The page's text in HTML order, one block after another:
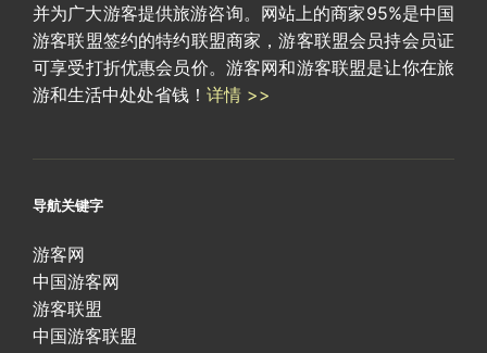
并为广大游客提供旅游咨询。网站上的商家95%是中国
游客联盟签约的特约联盟商家，游客联盟会员持会员证
可享受打折优惠会员价。游客网和游客联盟是让你在旅
游和生活中处处省钱！ 详情 >>
导航关键字
游客网
中国游客网
游客联盟
中国游客联盟